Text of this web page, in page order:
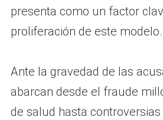
presenta como un factor
proliferación de este modelo.
Ante la gravedad de las
abarcan desde el fraude
de salud hasta